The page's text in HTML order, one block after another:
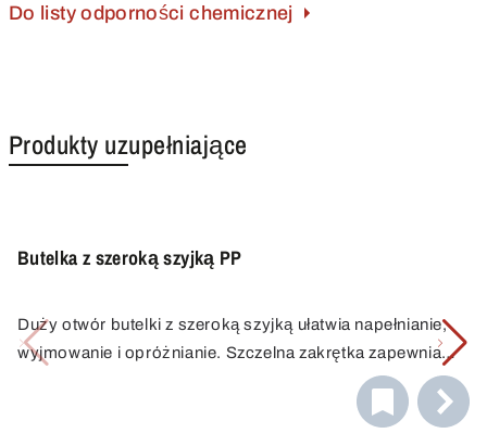
Do listy odporności chemicznej
Produkty uzupełniające
Butelka z szeroką szyjką PP
Duży otwór butelki z szeroką szyjką ułatwia napełnianie,
wyjmowanie i opróżnianie. Szczelna zakrętka zapewnia
bezpieczny transport i przechowywanie. Butelka z
szeroką szyjką jest wykonana z PP, który jest wysoce